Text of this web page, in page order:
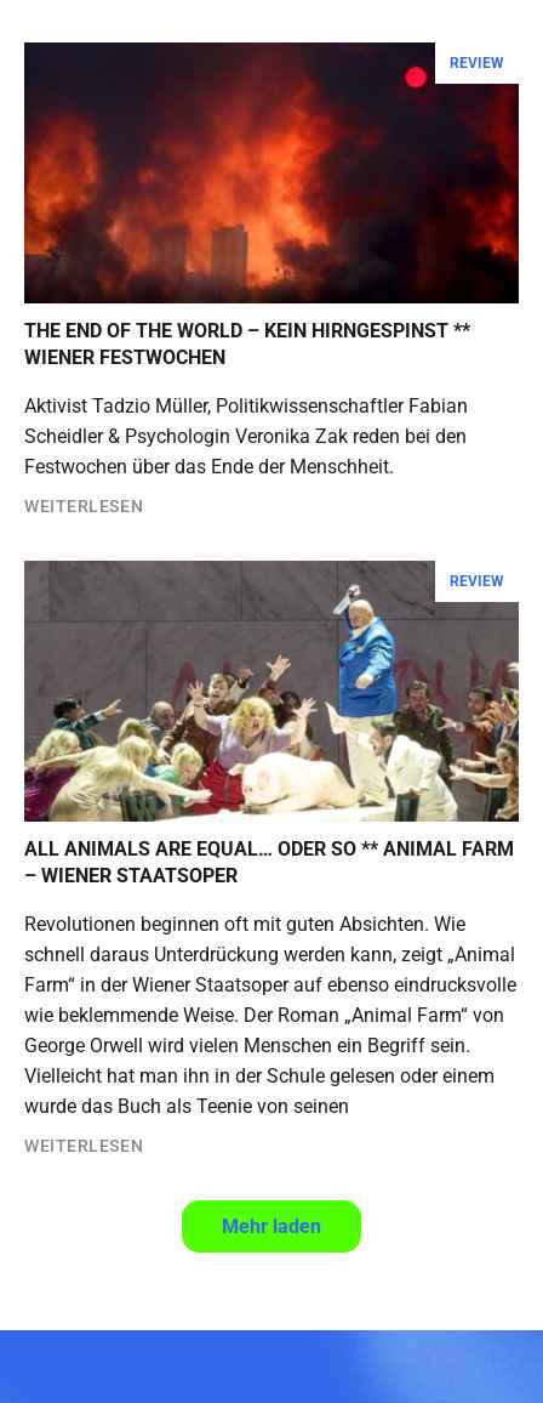
REVIEW
THE END OF THE WORLD – KEIN HIRNGESPINST **
WIENER FESTWOCHEN
Aktivist Tadzio Müller, Politikwissenschaftler Fabian
Scheidler & Psychologin Veronika Zak reden bei den
Festwochen über das Ende der Menschheit.
WEITERLESEN
REVIEW
ALL ANIMALS ARE EQUAL… ODER SO ** ANIMAL FARM
– WIENER STAATSOPER
Revolutionen beginnen oft mit guten Absichten. Wie
schnell daraus Unterdrückung werden kann, zeigt „Animal
Farm“ in der Wiener Staatsoper auf ebenso eindrucksvolle
wie beklemmende Weise. Der Roman „Animal Farm“ von
George Orwell wird vielen Menschen ein Begriff sein.
Vielleicht hat man ihn in der Schule gelesen oder einem
wurde das Buch als Teenie von seinen
WEITERLESEN
Weiter
Mehr laden